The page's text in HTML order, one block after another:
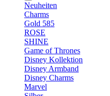
Neuheiten
Charms
Gold 585
ROSE
SHINE
Game of Thrones
Disney Kollektion
Disney Armband
Disney Charms
Marvel